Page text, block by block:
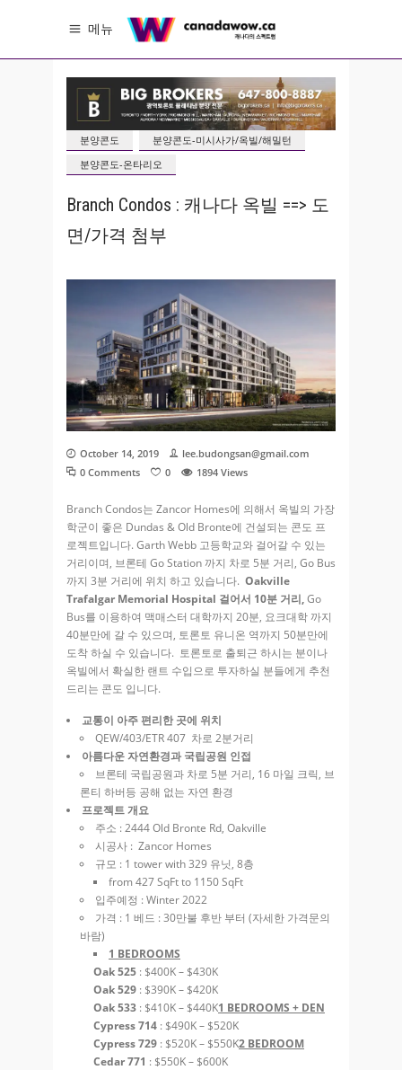
메뉴
분양콘도
분양콘도-미시사가/옥빌/해밀턴
분양콘도-온타리오
Branch Condos : 캐나다 옥빌 ==> 도
면/가격 첨부
October 14, 2019
lee.budongsan@gmail.com
0 Comments
0 1894 Views
Branch Condos는 Zancor Homes에 의해서 옥빌의 가장
학군이 좋은 Dundas & Old Bronte에 건설되는 콘도 프
로젝트입니다. Garth Webb 고등학교와 걸어갈 수 있는
거리이며, 브론테 Go Station 까지 차로 5분 거리, Go Bus
까지 3분 거리에 위치 하고 있습니다. Oakville
Trafalgar Memorial Hospital 걸어서 10분 거리,Go
Bus를 이용하여 맥매스터 대학까지 20분, 요크대학 까지
40분만에 갈 수 있으며, 토론토 유니온 역까지 50분만에
도착 하실 수 있습니다. 토론토로 출퇴근 하시는 분이나
옥빌에서 확실한 랜트 수입으로 투자하실 분들에게 추천
드리는 콘도 입니다.
교통이 아주 편리한 곳에 위치
QEW/403/ETR 407 차로 2분거리
아름다운 자연환경과 국립공원 인접
브론테 국립공원과 차로 5분 거리, 16 마일 크릭, 브
론티 하버등 공해 없는 자연 환경
프로젝트 개요
주소 : 2444 Old Bronte Rd, Oakville
시공사 : Zancor Homes
규모 : 1 tower with 329 유닛, 8층
from 427 SqFt to 1150 SqFt
입주예정 : Winter 2022
가격 : 1 베드 : 30만불 후반 부터 (자세한 가격문의
바람)
1 BEDROOMS
Oak 525 : $400K – $430K
Oak 529 : $390K – $420K
Oak 533 : $410K – $440K1 BEDROOMS + DEN
Cypress 714 : $490K – $520K
Cypress 729 : $520K – $550K2 BEDROOM
Cedar 771 : $550K – $600K